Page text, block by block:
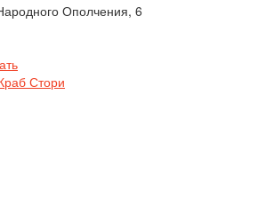
Ополчения, 6
Стори